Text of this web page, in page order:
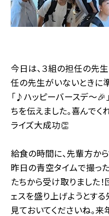
今日は、３組の担任の先
任の先生がいないときに
「♪ハッピーバースデ～
ちを伝えました。喜んで
ライズ大成功👏
給食の時間に、先輩方か
昨日の青空タイムで撮っ
たちから受け取りました
ェスを盛り上げようとする
見ておいてくださいね。